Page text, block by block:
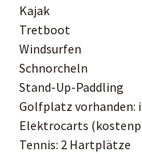
Kajak
Tretboot
Windsurfen
Schnorcheln
Stand-Up-Paddling
Golfplatz vorhanden:
Elektrocarts
Tennis: 2 Hartplätze